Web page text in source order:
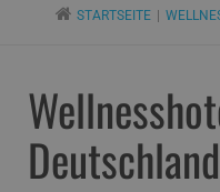
STARTSEITE
Deutschland